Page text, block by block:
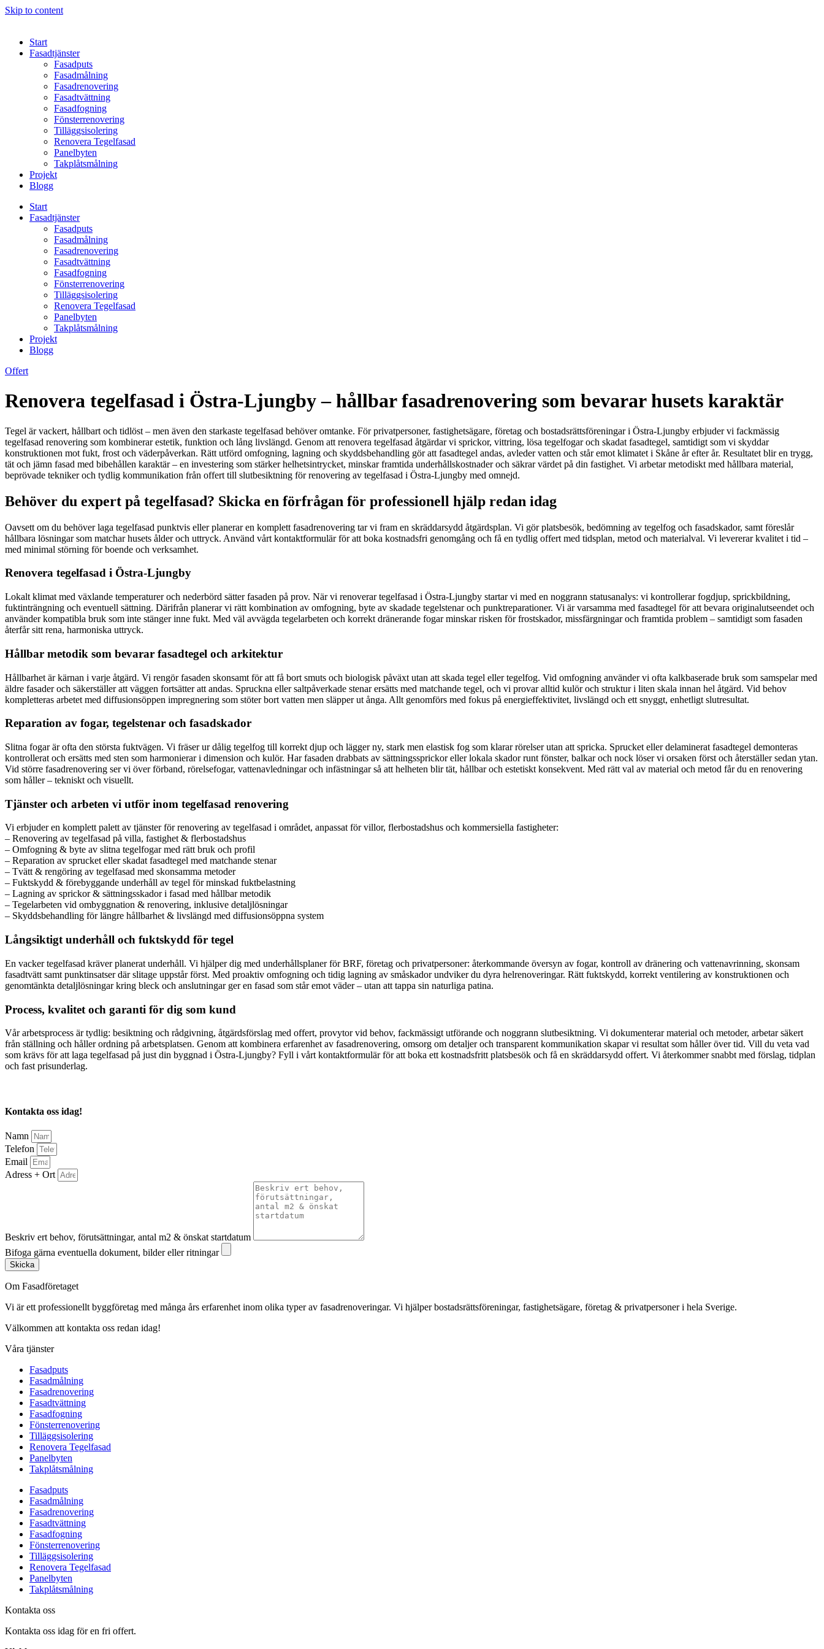
Skip to content
Start
Fasadtjänster
Fasadputs
Fasadmålning
Fasadrenovering
Fasadtvättning
Fasadfogning
Fönsterrenovering
Tilläggsisolering
Renovera Tegelfasad
Panelbyten
Takplåtsmålning
Projekt
Blogg
Start
Fasadtjänster
Fasadputs
Fasadmålning
Fasadrenovering
Fasadtvättning
Fasadfogning
Fönsterrenovering
Tilläggsisolering
Renovera Tegelfasad
Panelbyten
Takplåtsmålning
Projekt
Blogg
Offert
Renovera tegelfasad i Östra-Ljungby – hållbar fasadrenovering som bevarar husets karaktär
Tegel är vackert, hållbart och tidlöst – men även den starkaste tegelfasad behöver omtanke. För privatpersoner, fastighetsägare, företag och bostadsrättsföreningar i Östra-Ljungby erbjuder vi fackmässig
tegelfasad renovering som kombinerar estetik, funktion och lång livslängd. Genom att renovera tegelfasad åtgärdar vi sprickor, vittring, lösa tegelfogar och skadat fasadtegel, samtidigt som vi skyddar
konstruktionen mot fukt, frost och väderpåverkan. Rätt utförd omfogning, lagning och skyddsbehandling gör att fasadtegel andas, avleder vatten och står emot klimatet i Skåne år efter år. Resultatet blir en trygg,
tät och jämn fasad med bibehållen karaktär – en investering som stärker helhetsintrycket, minskar framtida underhållskostnader och säkrar värdet på din fastighet. Vi arbetar metodiskt med hållbara material,
beprövade tekniker och tydlig kommunikation från offert till slutbesiktning för renovering av tegelfasad i Östra-Ljungby med omnejd.
Behöver du expert på tegelfasad? Skicka en förfrågan för professionell hjälp redan idag
Oavsett om du behöver laga tegelfasad punktvis eller planerar en komplett fasadrenovering tar vi fram en skräddarsydd åtgärdsplan. Vi gör platsbesök, bedömning av tegelfog och fasadskador, samt föreslår
hållbara lösningar som matchar husets ålder och uttryck. Använd vårt kontaktformulär för att boka kostnadsfri genomgång och få en tydlig offert med tidsplan, metod och materialval. Vi levererar kvalitet i tid –
med minimal störning för boende och verksamhet.
Renovera tegelfasad i Östra-Ljungby
Lokalt klimat med växlande temperaturer och nederbörd sätter fasaden på prov. När vi renoverar tegelfasad i Östra-Ljungby startar vi med en noggrann statusanalys: vi kontrollerar fogdjup, sprickbildning,
fuktinträngning och eventuell sättning. Därifrån planerar vi rätt kombination av omfogning, byte av skadade tegelstenar och punktreparationer. Vi är varsamma med fasadtegel för att bevara originalutseendet och
använder kompatibla bruk som inte stänger inne fukt. Med väl avvägda tegelarbeten och korrekt dränerande fogar minskar risken för frostskador, missfärgningar och framtida problem – samtidigt som fasaden
återfår sitt rena, harmoniska uttryck.
Hållbar metodik som bevarar fasadtegel och arkitektur
Hållbarhet är kärnan i varje åtgärd. Vi rengör fasaden skonsamt för att få bort smuts och biologisk påväxt utan att skada tegel eller tegelfog. Vid omfogning använder vi ofta kalkbaserade bruk som samspelar med
äldre fasader och säkerställer att väggen fortsätter att andas. Spruckna eller saltpåverkade stenar ersätts med matchande tegel, och vi provar alltid kulör och struktur i liten skala innan hel åtgärd. Vid behov
kompletteras arbetet med diffusionsöppen impregnering som stöter bort vatten men släpper ut ånga. Allt genomförs med fokus på energieffektivitet, livslängd och ett snyggt, enhetligt slutresultat.
Reparation av fogar, tegelstenar och fasadskador
Slitna fogar är ofta den största fuktvägen. Vi fräser ur dålig tegelfog till korrekt djup och lägger ny, stark men elastisk fog som klarar rörelser utan att spricka. Sprucket eller delaminerat fasadtegel demonteras
kontrollerat och ersätts med sten som harmonierar i dimension och kulör. Har fasaden drabbats av sättningssprickor eller lokala skador runt fönster, balkar och nock löser vi orsaken först och återställer sedan ytan.
Vid större fasadrenovering ser vi över förband, rörelsefogar, vattenavledningar och infästningar så att helheten blir tät, hållbar och estetiskt konsekvent. Med rätt val av material och metod får du en renovering
som håller – tekniskt och visuellt.
Tjänster och arbeten vi utför inom tegelfasad renovering
Vi erbjuder en komplett palett av tjänster för renovering av tegelfasad i området, anpassat för villor, flerbostadshus och kommersiella fastigheter:
– Renovering av tegelfasad på villa, fastighet & flerbostadshus
– Omfogning & byte av slitna tegelfogar med rätt bruk och profil
– Reparation av sprucket eller skadat fasadtegel med matchande stenar
– Tvätt & rengöring av tegelfasad med skonsamma metoder
– Fuktskydd & förebyggande underhåll av tegel för minskad fuktbelastning
– Lagning av sprickor & sättningsskador i fasad med hållbar metodik
– Tegelarbeten vid ombyggnation & renovering, inklusive detaljlösningar
– Skyddsbehandling för längre hållbarhet & livslängd med diffusionsöppna system
Långsiktigt underhåll och fuktskydd för tegel
En vacker tegelfasad kräver planerat underhåll. Vi hjälper dig med underhållsplaner för BRF, företag och privatpersoner: återkommande översyn av fogar, kontroll av dränering och vattenavrinning, skonsam
fasadtvätt samt punktinsatser där slitage uppstår först. Med proaktiv omfogning och tidig lagning av småskador undviker du dyra helrenoveringar. Rätt fuktskydd, korrekt ventilering av konstruktionen och
genomtänkta detaljlösningar kring bleck och anslutningar ger en fasad som står emot väder – utan att tappa sin naturliga patina.
Process, kvalitet och garanti för dig som kund
Vår arbetsprocess är tydlig: besiktning och rådgivning, åtgärdsförslag med offert, provytor vid behov, fackmässigt utförande och noggrann slutbesiktning. Vi dokumenterar material och metoder, arbetar säkert
från ställning och håller ordning på arbetsplatsen. Genom att kombinera erfarenhet av fasadrenovering, omsorg om detaljer och transparent kommunikation skapar vi resultat som håller över tid. Vill du veta vad
som krävs för att laga tegelfasad på just din byggnad i Östra-Ljungby? Fyll i vårt kontaktformulär för att boka ett kostnadsfritt platsbesök och få en skräddarsydd offert. Vi återkommer snabbt med förslag, tidplan
och fast prisunderlag.
Kontakta oss idag!
Namn
Telefon
Email
Adress + Ort
Beskriv ert behov, förutsättningar, antal m2 & önskat startdatum
Bifoga gärna eventuella dokument, bilder eller ritningar
Skicka
Om Fasadföretaget
Vi är ett professionellt byggföretag med många års erfarenhet inom olika typer av fasadrenoveringar. Vi hjälper bostadsrättsföreningar, fastighetsägare, företag & privatpersoner i hela Sverige.
Välkommen att kontakta oss redan idag!
Våra tjänster
Fasadputs
Fasadmålning
Fasadrenovering
Fasadtvättning
Fasadfogning
Fönsterrenovering
Tilläggsisolering
Renovera Tegelfasad
Panelbyten
Takplåtsmålning
Fasadputs
Fasadmålning
Fasadrenovering
Fasadtvättning
Fasadfogning
Fönsterrenovering
Tilläggsisolering
Renovera Tegelfasad
Panelbyten
Takplåtsmålning
Kontakta oss
Kontakta oss idag för en fri offert.